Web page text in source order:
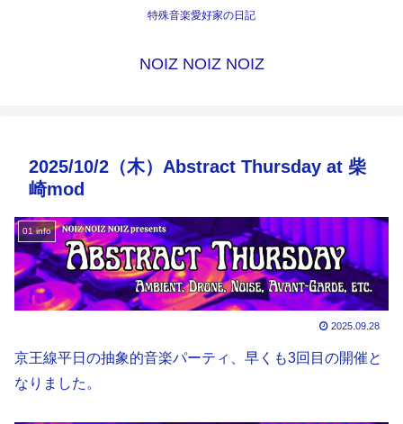
特殊音楽愛好家の日記
NOIZ NOIZ NOIZ
2025/10/2（木）Abstract Thursday at 柴
崎mod
01 info
2025.09.28
京王線平日の抽象的音楽パーティ、早くも3回目の開催と
なりました。